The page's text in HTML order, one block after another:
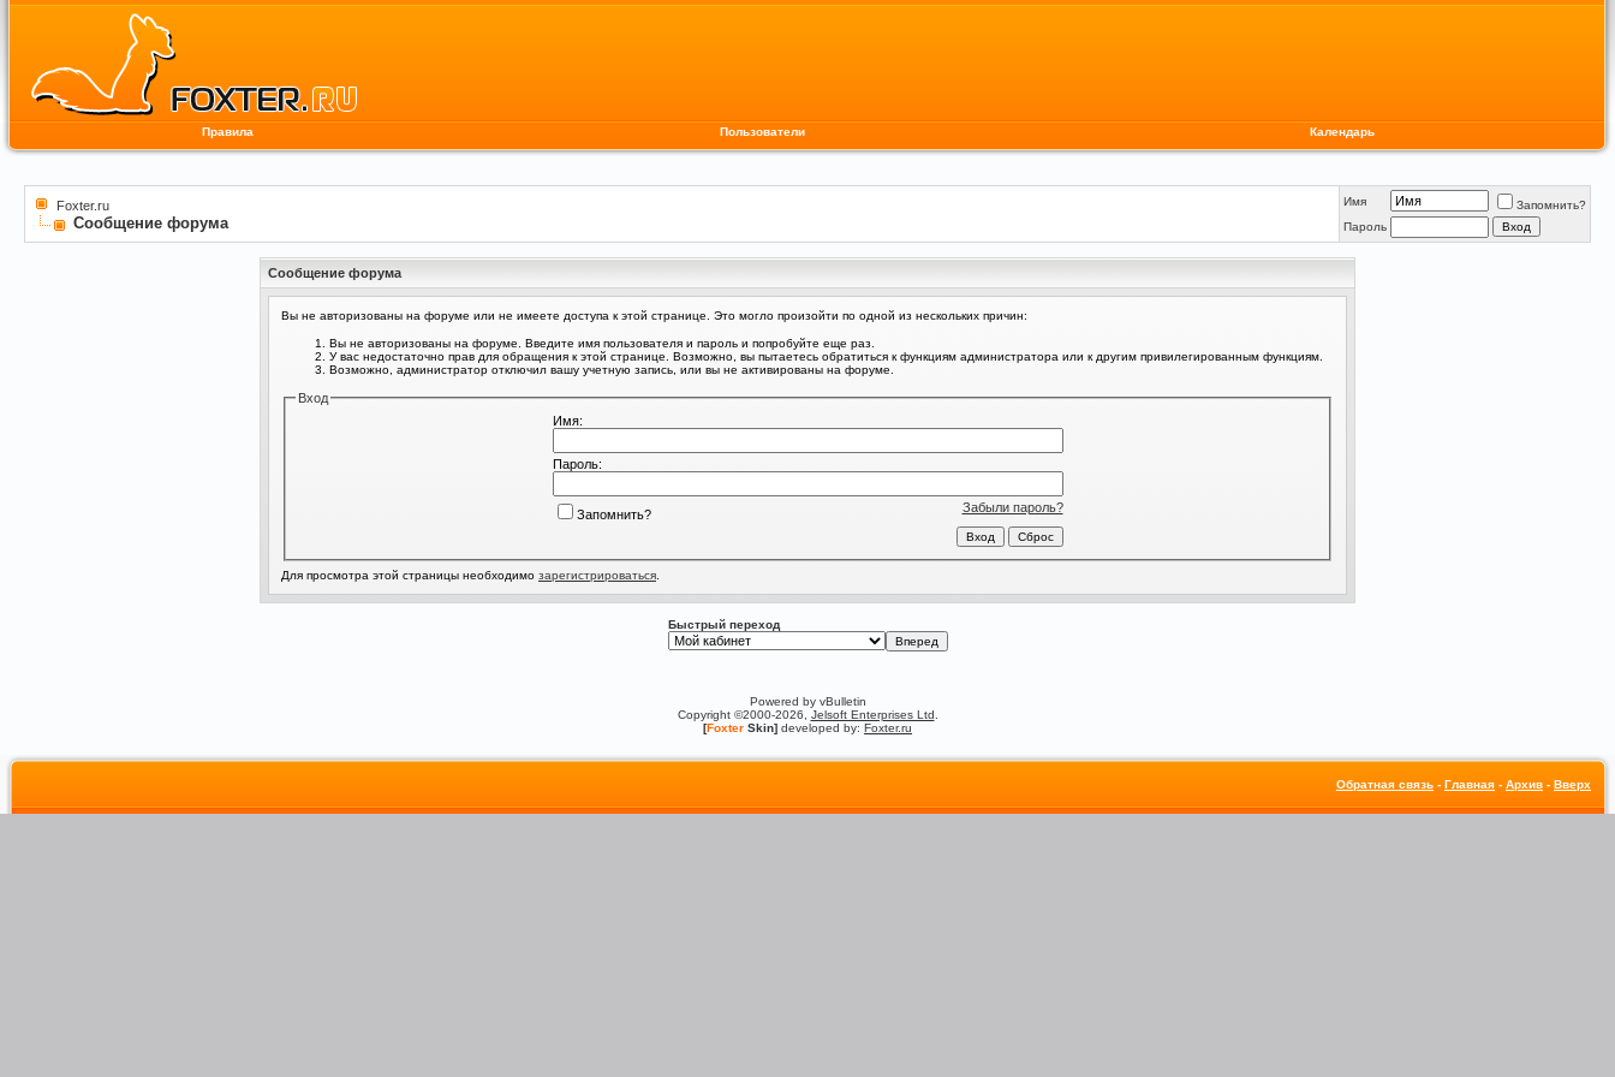
Правила Пользователи Календарь
Foxter.ru
Сообщение форума
Имя
Запомнить?
Пароль
Сообщение форума
Вы не авторизованы на форуме или не имеете доступа к этой странице. Это могло произойти по одной из нескольких причин:
Вы не авторизованы на форуме. Введите имя пользователя и пароль и попробуйте еще раз.
У вас недостаточно прав для обращения к этой странице. Возможно, вы пытаетесь обратиться к функциям администратора или к другим привилегированным функциям.
Возможно, администратор отключил вашу учетную запись, или вы не активированы на форуме.
Вход
Имя:
Пароль:
Забыли пароль?
Запомнить?
Для просмотра этой страницы необходимо зарегистрироваться
Быстрый переход
Powered by vBulletin
Copyright ©2000-2026, Jelsoft Enterprises Ltd
[Foxter Skin] developed by: Foxter.ru
Обратная связь - Главная - Архив - Вверх